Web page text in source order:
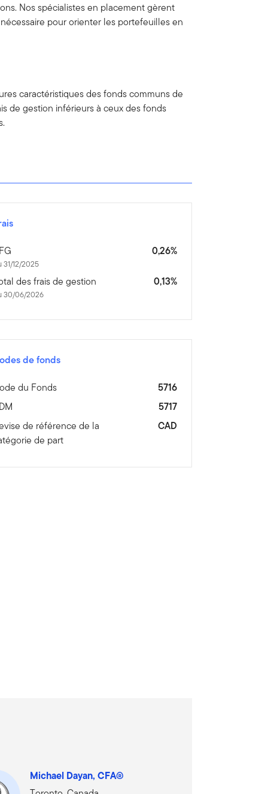
Nos spécialistes en placement gèrent
pour orienter les portefeuilles en
caractéristiques des fonds communs de
de gestion inférieurs à ceux des fonds
31/12/2025
0,26%
des frais de gestion
30/06/2026
0,13%
de fonds
du Fonds
5716
5717
de référence de la
de part
CAD
Michael Dayan, CFA®